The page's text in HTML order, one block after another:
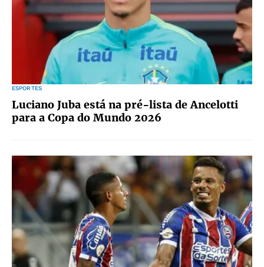
ESPORTES
Luciano Juba está na pré-lista de Ancelotti
para a Copa do Mundo 2026